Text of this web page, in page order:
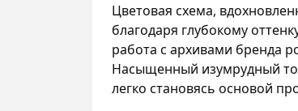
Цветовая схема,
благодаря глубокому
работа с архивами бренда
Насыщенный изумрудный
легко становясь основой